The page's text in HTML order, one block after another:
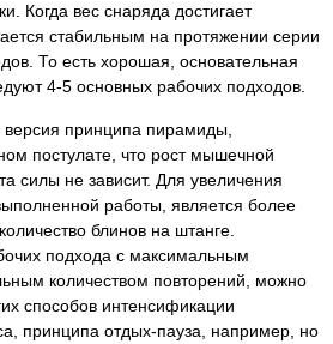
Когда вес снаряда достигает
стабильным на протяжении серии
То есть хорошая, основательная
4-5 основных рабочих подходов.
принципа пирамиды,
постулате, что рост мышечной
силы не зависит. Для увеличения
работы, является более
блинов на штанге.
подхода с максимальным
количеством повторений, можно
способов интенсификации
принципа отдых-пауза, например, но